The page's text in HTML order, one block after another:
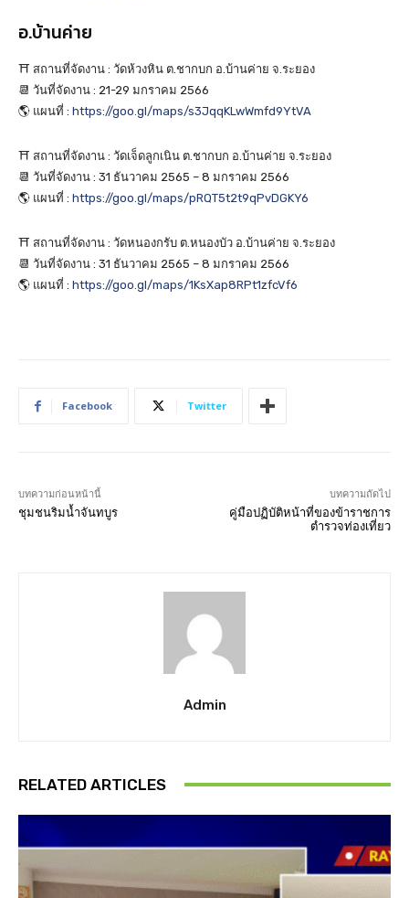
อ.บ้านค่าย
⛩️ สถานที่จัดงาน : วัดห้วงหิน ต.ชากบก อ.บ้านค่าย จ.ระยอง
📆 วันที่จัดงาน : 21-29 มกราคม 2566
🌎 แผนที่ : https://goo.gl/maps/s3JqqKLwWmfd9YtVA
⛩️ สถานที่จัดงาน : วัดเจ็ดลูกเนิน ต.ชากบก อ.บ้านค่าย จ.ระยอง
📆 วันที่จัดงาน : 31 ธันวาคม 2565 – 8 มกราคม 2566
🌎 แผนที่ : https://goo.gl/maps/pRQT5t2t9qPvDGKY6
⛩️ สถานที่จัดงาน : วัดหนองกรับ ต.หนองบัว อ.บ้านค่าย จ.ระยอง
📆 วันที่จัดงาน : 31 ธันวาคม 2565 – 8 มกราคม 2566
🌎 แผนที่ : https://goo.gl/maps/1KsXap8RPt1zfcVf6
Facebook Twitter
บทความก่อนหน้านี้
ชุมชนริมน้ำจันทบูร
บทความถัดไป
คู่มือปฏิบัติหน้าที่ของข้าราชการ
ตำรวจท่องเที่ยว
Admin
RELATED ARTICLES